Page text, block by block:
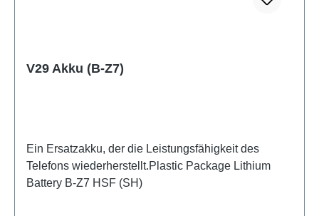
V29 Akku (B-Z7)
Ein Ersatzakku, der die Leistungsfähigkeit des
Telefons wiederherstellt.Plastic Package Lithium
Battery B-Z7 HSF (SH)